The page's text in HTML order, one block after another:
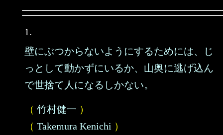
1.
壁にぶつからないようにするためには、じ
っとして動かずにいるか、山奥に逃げ込ん
で世捨て人になるしかない。
（ 竹村健一 ）
（ Takemura Kenichi ）